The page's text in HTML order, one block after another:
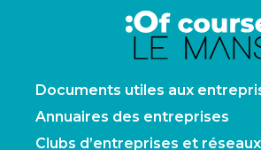
Documents utiles aux
Annuaires des entreprises
Clubs d’entreprises et réseaux